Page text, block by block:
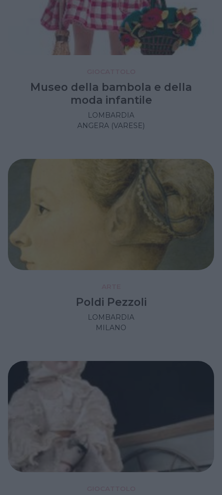
Museo della bambola e della
moda infantile
LOMBARDIA
ANGERA (VARESE)
Poldi Pezzoli
LOMBARDIA
MILANO